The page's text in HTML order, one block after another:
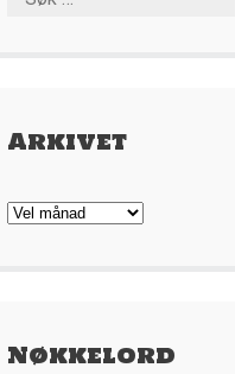
Arkivet
Arkivet
Nøkkelord